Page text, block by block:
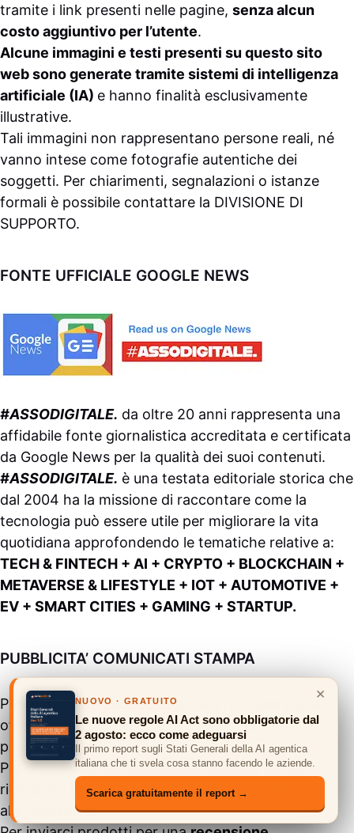
tramite i link presenti nelle pagine, senza alcun
costo aggiuntivo per l’utente.
Alcune immagini e testi presenti su questo sito
web sono generate tramite sistemi di intelligenza
artificiale (IA) e hanno finalità esclusivamente
illustrative.
Tali immagini non rappresentano persone reali, né
vanno intese come fotografie autentiche dei
soggetti. Per chiarimenti, segnalazioni o istanze
formali è possibile contattare la DIVISIONE DI
SUPPORTO.
FONTE UFFICIALE GOOGLE NEWS
#ASSODIGITALE. da oltre 20 anni rappresenta una
affidabile fonte giornalistica accreditata e certificata
da Google News per la qualità dei suoi contenuti.
#ASSODIGITALE. è una testata editoriale storica che
dal 2004 ha la missione di raccontare come la
tecnologia può essere utile per migliorare la vita
quotidiana approfondendo le tematiche relative a:
TECH & FINTECH + AI + CRYPTO + BLOCKCHAIN +
METAVERSE & LIFESTYLE + IOT + AUTOMOTIVE +
EV + SMART CITIES + GAMING + STARTUP.
PUBBLICITA’ COMUNICATI STAMPA
Per acquistare pubblicitàpotete richiedere una
offerta personalizzata scrivendo alreparto
pubblicitario .
Per pubblicare un comunicato stampapotete
richiedere una offerta commerciale scrivendo
alla
redazione.
×
NUOVO · GRATUITO
Le nuove regole AI Act sono obbligatorie dal
2 agosto: ecco come adeguarsi
Il primo report sugli Stati Generali della AI agentica
italiana che ti svela cosa stanno facendo le aziende.
Scarica gratuitamente il report →